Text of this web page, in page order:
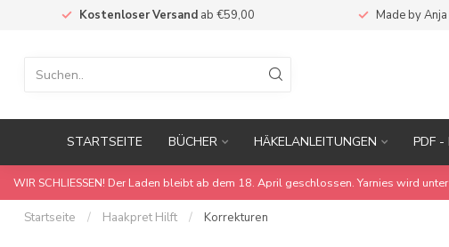
Kostenloser Versand ab €59,00 Made by
STARTSEITE BÜCHER HÄKELANLEITUNGEN PDF -
WIR SCHLIESSEN! Der Laden bleibt ab dem 18. April geschlossen. Yarnies wird
Startseite / Haakpret Hilft / Korrekturen